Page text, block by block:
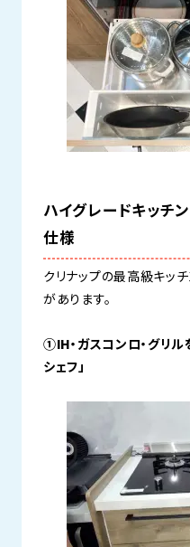
ハイグレードキッチ
仕様
クリナップの最高級キッ
があります。
①IH・ガスコンロ・グリル
シェフ」